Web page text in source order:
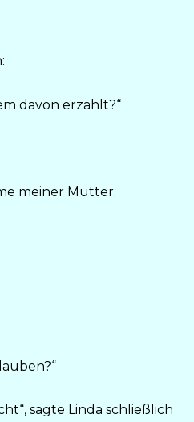
davon erzählt?“
meiner Mutter.
sagte Linda schließlich